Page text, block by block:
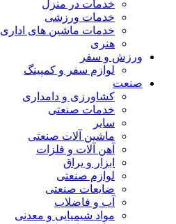
خدمات در منزل
خدمات ورزشی
خدمات ماشین های اداری
هنری
ورزش و سفر
لوازم سفر و کمپینگ
صنعت
کشاورزی و دامداری
خدمات صنعتی
سایر
ماشین آلات صنعتی
آهن آلات و فلزات
ابزار و یراق
لوازم صنعتی
ضایعات صنعتی
آب و فاضلاب
مواد شیمیایی و معدنی